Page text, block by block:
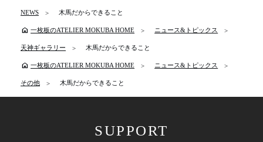
NEWS 木馬だからできること
home 一枚板のATELIER MOKUBA HOME ニュース&トピックス
天神ギャラリー 木馬だからできること
home 一枚板のATELIER MOKUBA HOME ニュース&トピックス
その他 木馬だからできること
SUPPORT